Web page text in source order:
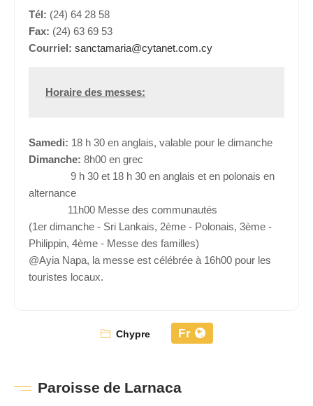
Chypre Fr
Paroisse de Larnaca
Tél:(24) 64 28 58
Fax:(24) 63 69 53
Courriel:sanctamaria@cytanet.com.cy
Horaire des messes:
Samedi:18 h 30 en anglais, valable pour le dimanche
Dimanche:8h00 en grec
9 h 30 et 18 h 30 en anglais et en polonais en
alternance
11h00 Messe des communautés
(1er dimanche - Sri Lankais, 2ème - Polonais, 3ème -
Philippin, 4ème - Messe des familles)
@Ayia Napa, la messe est célébrée à 16h00 pour les
touristes locaux.